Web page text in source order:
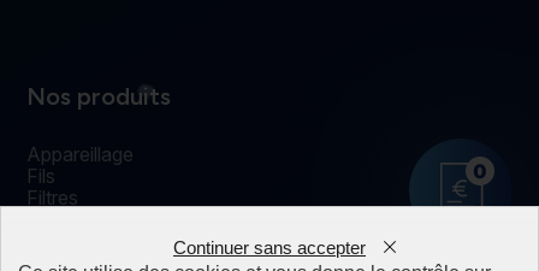
0
Nos produits
Appareillage
Fils
Filtres
Perçage rapide & Enfonçage
Pièces détachées
Continuer sans accepter